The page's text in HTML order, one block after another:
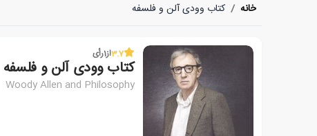
خانه / کتاب وودی آلن و فلسفه
3.7از1رأی
کتاب وودی آلن و فلسفه
Woody Allen and Philosophy